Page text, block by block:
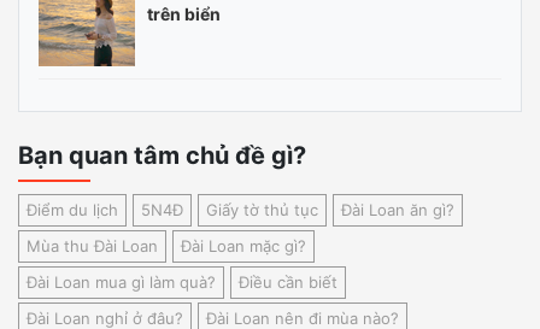
trên biển
Bạn quan tâm chủ đề gì?
Điểm du lịch 5N4Đ Giấy tờ thủ tục
Đài Loan ăn gì?
Mùa thu Đài Loan
Đài Loan mặc gì?
Đài Loan mua gì làm quà?
Điều cần biết
Đài Loan nghỉ ở đâu?
Đài Loan nên đi mùa nào?